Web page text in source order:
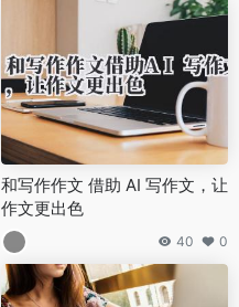
和写作作文 借助 AI 写作文，让
作文更出色
40 0